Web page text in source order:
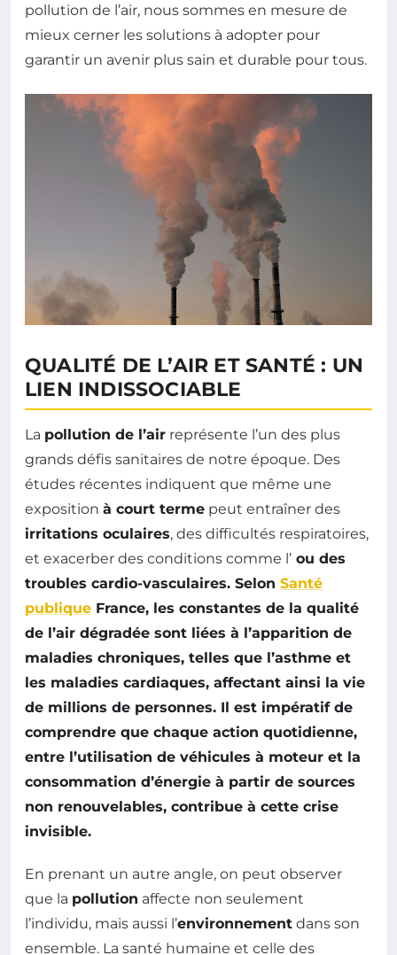
pollution de l’air, nous sommes en mesure de
mieux cerner les solutions à adopter pour
garantir un avenir plus sain et durable pour tous.
QUALITÉ DE L’AIR ET SANTÉ : UN
LIEN INDISSOCIABLE
La pollution de l’air représente l’un des plus
grands défis sanitaires de notre époque. Des
études récentes indiquent que même une
exposition à court terme peut entraîner des
irritations oculaires, des difficultés respiratoires,
et exacerber des conditions comme l’ ou des
troubles cardio-vasculaires. Selon Santé
publique France, les constantes de la qualité
de l’air dégradée sont liées à l’apparition de
maladies chroniques, telles que l’asthme et
les maladies cardiaques, affectant ainsi la vie
de millions de personnes. Il est impératif de
comprendre que chaque action quotidienne,
entre l’utilisation de véhicules à moteur et la
consommation d’énergie à partir de sources
non renouvelables, contribue à cette crise
invisible.
En prenant un autre angle, on peut observer
que la pollution affecte non seulement
l’individu, mais aussi l’environnement dans son
ensemble. La santé humaine et celle des